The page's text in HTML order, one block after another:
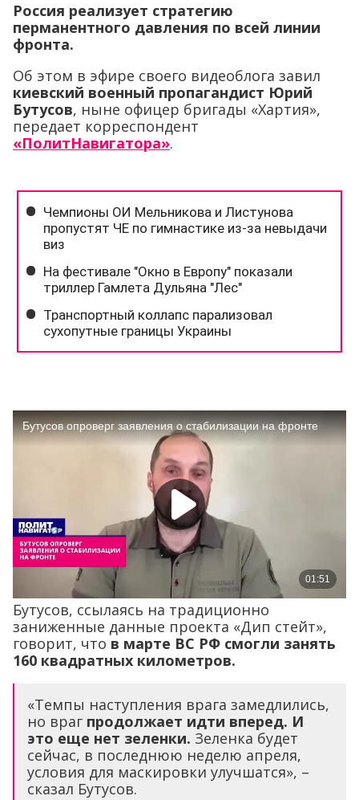
Россия реализует стратегию
перманентного давления по всей линии
фронта.
Об этом в эфире своего видеоблога завил
киевский военный пропагандист Юрий
Бутусов, ныне офицер бригады «Хартия»,
передает корреспондент
«ПолитНавигатора».
Бутусов, ссылаясь на традиционно
заниженные данные проекта «Дип стейт»,
говорит, что в марте ВС РФ смогли занять
160 квадратных километров.
«Темпы наступления врага замедлились,
но враг продолжает идти вперед. И
это еще нет зеленки. Зеленка будет
сейчас, в последнюю неделю апреля,
условия для маскировки улучшатся», –
сказал Бутусов.